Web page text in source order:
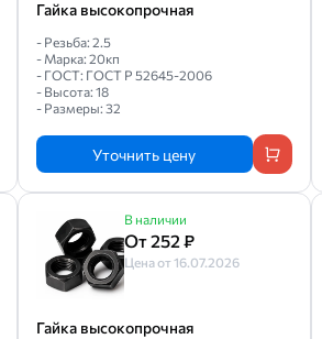
Гайка высокопрочная
- Резьба: 2.5
- Марка: 20кп
- ГОСТ: ГОСТ Р 52645-2006
- Высота: 18
- Размеры: 32
Уточнить цену
В наличии
От 252 ₽
Цена от 16.07.2026
Гайка высокопрочная